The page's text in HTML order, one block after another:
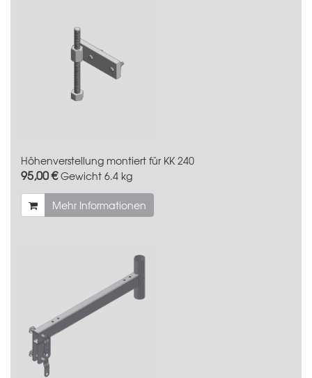
Höhenverstellung montiert für KK 240
95,00 €Gewicht 6.4 kg
Mehr Informationen